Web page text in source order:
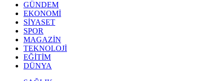
GÜNDEM
EKONOMİ
SİYASET
SPOR
MAGAZİN
TEKNOLOJİ
EĞİTİM
DÜNYA